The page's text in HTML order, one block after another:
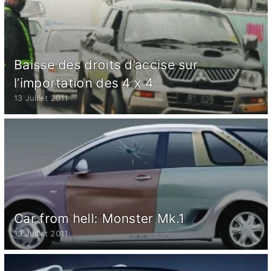
Baisse des droits d’accise sur
l’importation des 4 x 4
13 Juillet 2011
Car from hell: Monster Mk.1
13 Juillet 2011